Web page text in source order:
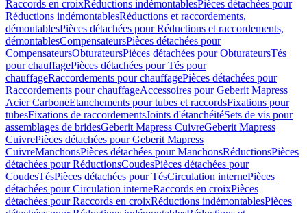
Raccords en croixRéductions indémontablesPièces détachées pour
Réductions indémontablesRéductions et raccordements,
démontablesPièces détachées pour Réductions et raccordements,
démontablesCompensateursPièces détachées pour
CompensateursObturateursPièces détachées pour ObturateursTés
pour chauffagePièces détachées pour Tés pour
chauffageRaccordements pour chauffagePièces détachées pour
Raccordements pour chauffageAccessoires pour Geberit Mapress
Acier CarboneEtanchements pour tubes et raccordsFixations pour
tubesFixations de raccordementsJoints d'étanchéitéSets de vis pour
assemblages de bridesGeberit Mapress CuivreGeberit Mapress
CuivrePièces détachées pour Geberit Mapress
CuivreManchonsPièces détachées pour ManchonsRéductionsPièces
détachées pour RéductionsCoudesPièces détachées pour
CoudesTésPièces détachées pour TésCirculation internePièces
détachées pour Circulation interneRaccords en croixPièces
détachées pour Raccords en croixRéductions indémontablesPièces